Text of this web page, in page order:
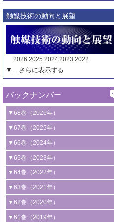
触媒技術の動向と展望
2026 2025 2024 2023 2022
▼…さらに表示する
バックナンバー
▼68巻（2026年）
1号 過酸化水素合成に関する研究動向
2号 コンピューター技術により加速する
触媒開発
3号 有機分子変換やCO 資源化のための
光触媒に関する最近の研究
B号 第137回触媒討論会（2026年）
▼67巻（2025年）
1号 CO
水素化によるグリーン燃料/グリ
ーンケミカル製造
2号 水素製造のための水分解技術に関す
る最近の研究
3号 オレフィン系樹脂の精密合成に関す
る最新技術
4号 アルコール類の効率的変換を実現す
▼66巻（2024年）
1号 低次元ナノ構造を有する触媒材料
2号 規制反応場を活用した固体触媒研究
の新展開
3号 未踏分子変換を目指した酸化触媒プ
ロセスの最前線
4号 シンクロトロン放射光および中性子
▼65巻（2023年）
1号 炭素が関わる触媒機能
2号 プラスチックケミカルリサイクルの
ための触媒技術
3号 非酸化物系金属化合物を基盤とした
▼64巻（2022年）
1号 合成ガス製造とCOを用いるケミカル
ズ合成の最新動向
2号 化学品合成のための合金触媒開発
▼63巻（2021年）
1号 金触媒の新展開
2号 ペロブスカイト
▼62巻（2020年）
1号 触媒設計を拓く欠陥構造のキャラク
▼61巻（2019年）